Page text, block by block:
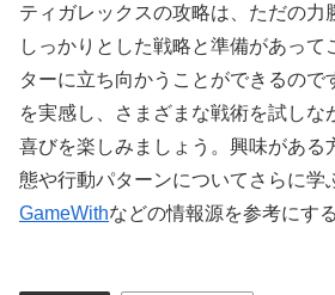
ティガレックスの攻略は、ただの力
しっかりとした戦略と準備があって
ターに立ち向かうことができるので
を実感し、さまざまな戦術を試しな
喜びを楽しみましょう。興味がある
態や行動パターンについてさらに学
GameWithなどの情報源を参考にす